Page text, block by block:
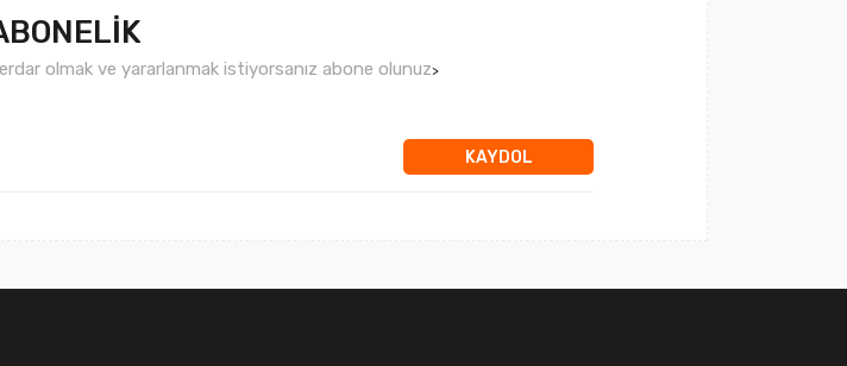
olmak ve yararlanmak istiyorsanız abone olunuz>
KAYDOL